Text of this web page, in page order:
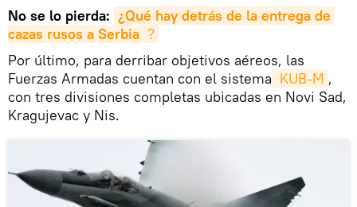
No se lo pierda: ¿Qué hay detrás de la entrega de
cazas rusos a Serbia ?
Por último, para derribar objetivos aéreos, las
Fuerzas Armadas cuentan con el sistema KUB-M ,
con tres divisiones completas ubicadas en Novi Sad,
Kragujevac y Nis.